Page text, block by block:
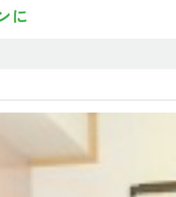
に